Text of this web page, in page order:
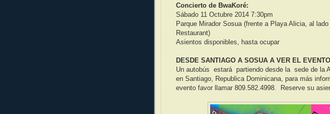
Concierto de BwaKoré:
Sábado 11 Octubre 2014 7:30pm
Parque Mirador Sosua (frente a Playa Alicia, al
Restaurant)
Asientos disponibles, hasta ocupar
DESDE SANTIAGO A SOSUA A VER EL
Un autobús estará partiendo desde la sede de la
en Santiago, Republica Dominicana, para más
evento favor llamar 809.582.4998. Reserve su